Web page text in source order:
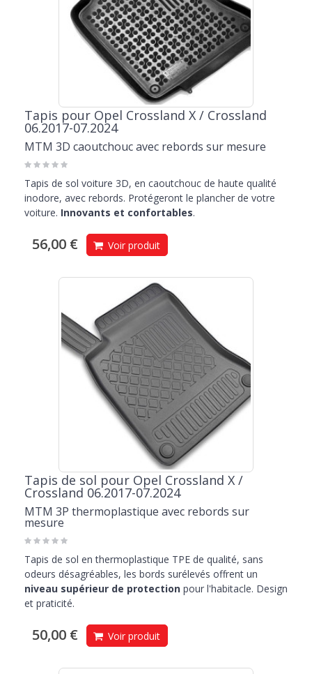
Tapis pour Opel Crossland X / Crossland
06.2017-07.2024
MTM 3D caoutchouc avec rebords sur mesure
Tapis de sol voiture 3D, en caoutchouc de haute qualité
inodore, avec rebords. Protégeront le plancher de votre
voiture. Innovants et confortables.
56,00 € Voir produit
Tapis de sol pour Opel Crossland X /
Crossland 06.2017-07.2024
MTM 3P thermoplastique avec rebords sur
mesure
Tapis de sol en thermoplastique TPE de qualité, sans
odeurs désagréables, les bords surélevés offrent un
niveau supérieur de protection pour l'habitacle. Design
et praticité.
50,00 € Voir produit